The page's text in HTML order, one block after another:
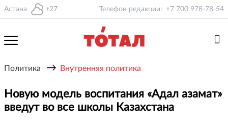
Астана +27 Телефон редакции: +7 700 978-78-54
Политика → Внутренняя политика
Новую модель воспитания «Адал азамат»
введут во все школы Казахстана